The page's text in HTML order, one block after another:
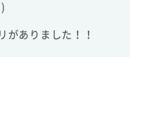
がありました！！